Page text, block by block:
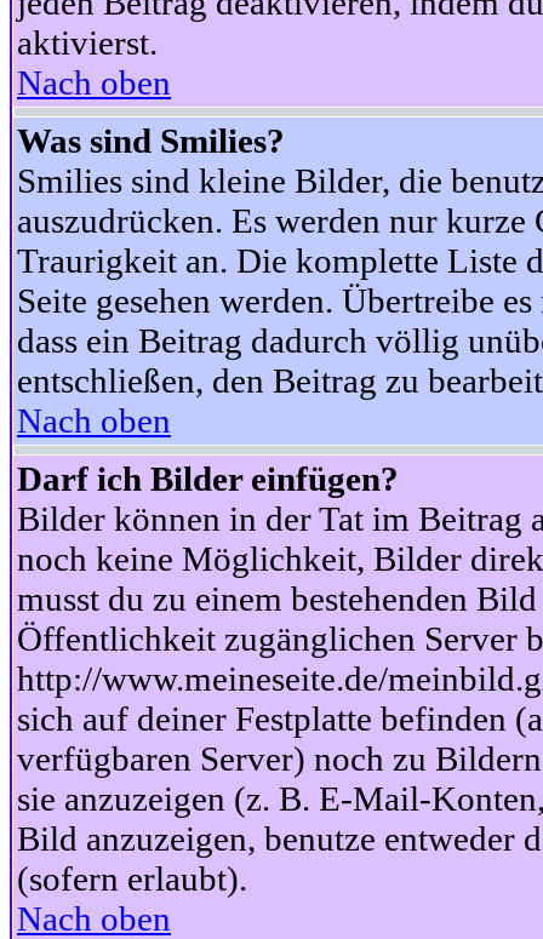
aktivierst.
Nach oben
Was sind Smilies?
Smilies sind kleine Bilder, die
auszudrücken. Es werden nur
Traurigkeit an. Die komplette Liste
Seite gesehen werden. Übertreibe
dass ein Beitrag dadurch völlig
entschließen, den Beitrag zu
Nach oben
Darf ich Bilder einfügen?
Bilder können in der Tat im Beitrag
noch keine Möglichkeit, Bilder
musst du zu einem bestehenden
Öffentlichkeit zugänglichen Server
http://www.meineseite.de/
sich auf deiner Festplatte befinden
verfügbaren Server) noch zu
sie anzuzeigen (z. B. E-Mail-
Bild anzuzeigen, benutze
(sofern erlaubt).
Nach oben